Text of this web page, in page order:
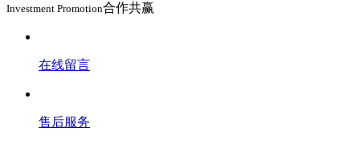
Investment Promotion合作共赢
在线留言
售后服务